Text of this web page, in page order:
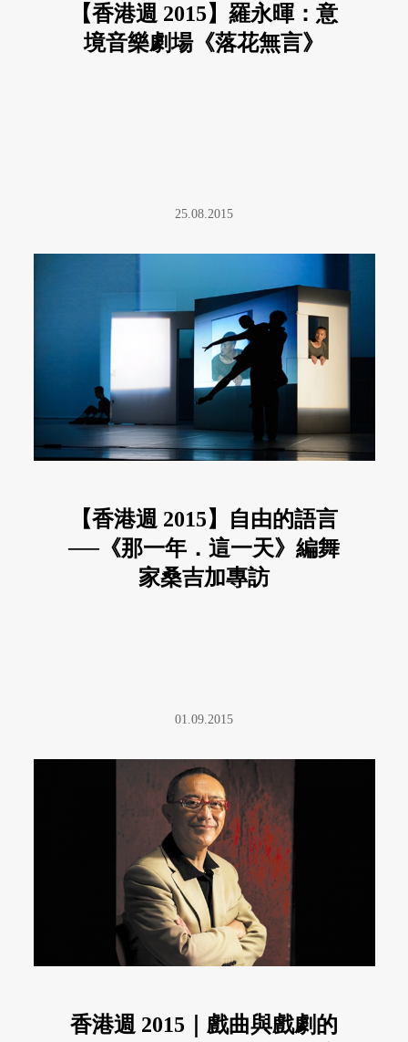
【香港週 2015】羅永暉：意
境音樂劇場《落花無言》
25.08.2015
【香港週 2015】自由的語言
──《那一年．這一天》編舞
家桑吉加專訪
01.09.2015
香港週 2015｜戲曲與戲劇的